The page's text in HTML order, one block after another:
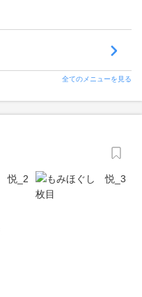
全てのメニューを見る